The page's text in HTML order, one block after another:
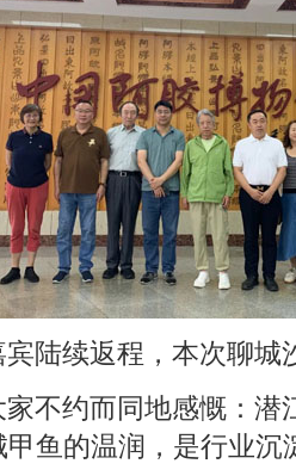
陆续返程，本次聊城
不约而同地感慨：潜
鱼的温润，是行业沉